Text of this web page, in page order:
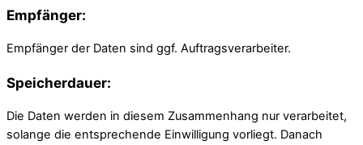
Empfänger:
Empfänger der Daten sind ggf. Auftragsverarbeiter.
Speicherdauer:
Die Daten werden in diesem Zusammenhang nur verarbeitet,
solange die entsprechende Einwilligung vorliegt. Danach